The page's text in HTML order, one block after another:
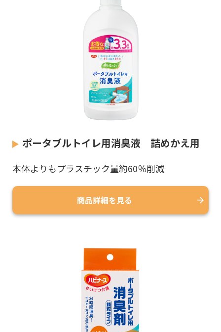
ポータブルトイレ用消臭液 詰めかえ用
本体よりもプラスチック量約60％削減
商品詳細を見る